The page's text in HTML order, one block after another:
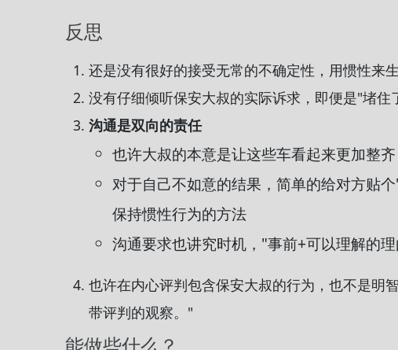
反思
还是没有很好的接受无常的不确定性，用惯性来
没有仔细倾听保安大叔的实际诉求，即便是"堵住
沟通是双向的责任
也许大叔的本意是让这些车看起来更加整
对于自己不如意的结果，简单的给对方贴
保持惯性行为的方法
沟通要求也讲究时机，"事前+可以理解的
也许在内心评判包含保安大叔的行为，也不是明
带评判的观察。"